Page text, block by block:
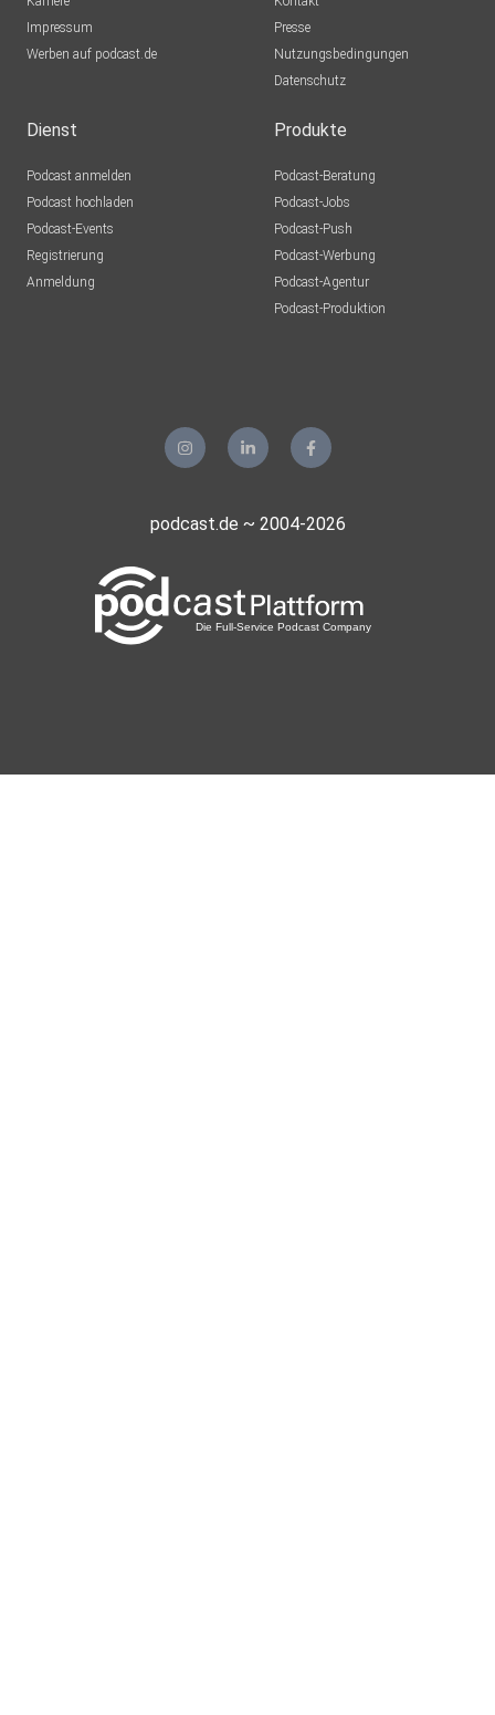
Impressum
Werben auf podcast.de
Presse
Nutzungsbedingungen
Datenschutz
Dienst
Podcast anmelden
Podcast hochladen
Podcast-Events
Registrierung
Anmeldung
Produkte
Podcast-Beratung
Podcast-Jobs
Podcast-Push
Podcast-Werbung
Podcast-Agentur
Podcast-Produktion
podcast.de ~ 2004-2026